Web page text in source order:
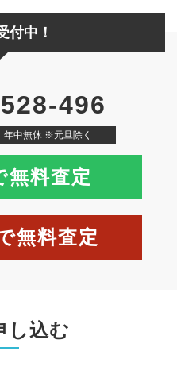
付中！
496
年中無休 ※元旦除く
無料査定
無料査定
し込む